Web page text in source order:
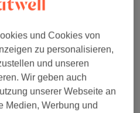
anzeigen...
hast?
und Cookies von
zu personalisieren,
und unseren
Wir geben auch
unserer Webseite an
Medien, Werbung und